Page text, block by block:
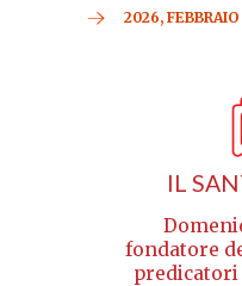
2026, FEBBRAIO
IL
fondatore
predicatori